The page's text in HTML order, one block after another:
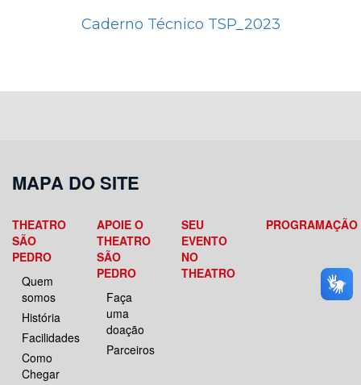
Caderno Técnico TSP_2023
MAPA DO SITE
THEATRO
SÃO
PEDRO
Quem
somos
História
Facilidades
Como
Chegar
APOIE O
THEATRO
SÃO
PEDRO
Faça
uma
doação
Parceiros
SEU
EVENTO
NO
THEATRO
PROGRAMAÇÃO